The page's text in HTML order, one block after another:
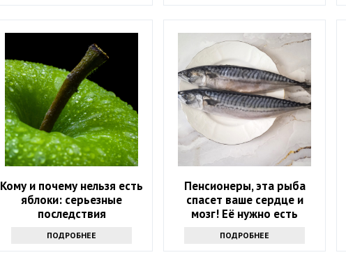
Кому и почему нельзя есть
яблоки: серьезные
последствия
ПОДРОБНЕЕ
Пенсионеры, эта рыба
спасет ваше сердце и
мозг! Её нужно есть
ПОДРОБНЕЕ